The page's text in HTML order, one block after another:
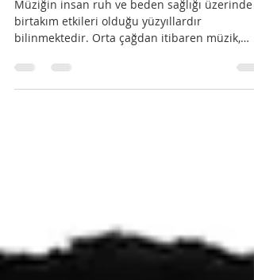
NÖROPSİKOLOJİK ETKİLERİ
Müziğin insan ruh ve beden sağlığı üzerinde
bilinmektedir. Orta çağdan itibaren müzik,
tedavi...